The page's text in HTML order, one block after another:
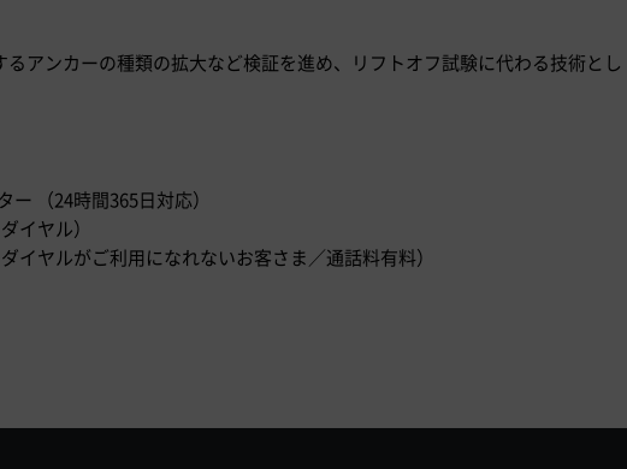
アンカーの種類の拡大など検証を進め、リフトオフ試験に代わる技術とし
ー （24時間365日対応）
イヤル）
イヤルがご利用になれないお客さま／通話料有料）